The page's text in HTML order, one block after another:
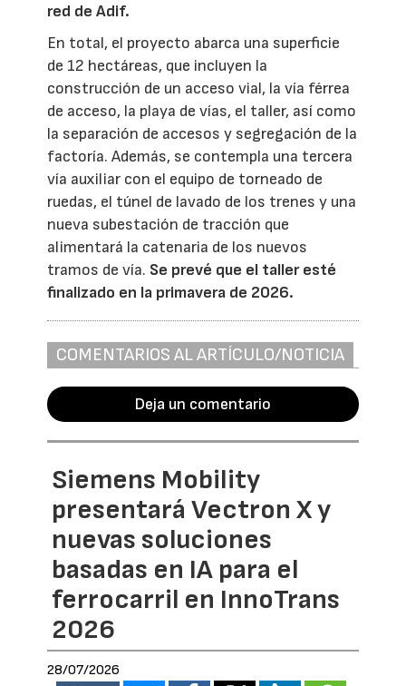
red de Adif.
En total, el proyecto abarca una superficie
de 12 hectáreas, que incluyen la
construcción de un acceso vial, la vía férrea
de acceso, la playa de vías, el taller, así como
la separación de accesos y segregación de la
factoría. Además, se contempla una tercera
vía auxiliar con el equipo de torneado de
ruedas, el túnel de lavado de los trenes y una
nueva subestación de tracción que
alimentará la catenaria de los nuevos
tramos de vía. Se prevé que el taller esté
finalizado en la primavera de 2026.
COMENTARIOS AL ARTÍCULO/NOTICIA
Deja un comentario
Siemens Mobility
presentará Vectron X y
nuevas soluciones
basadas en IA para el
ferrocarril en InnoTrans
2026
28/07/2026